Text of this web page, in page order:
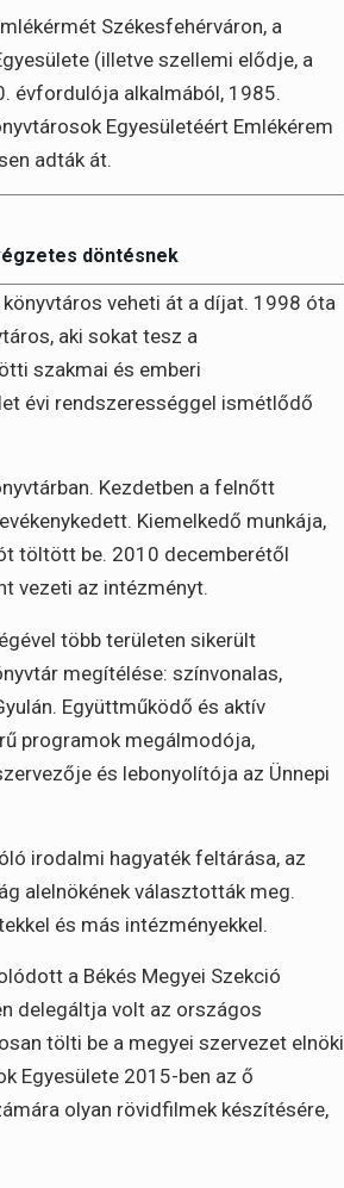
Székesfehérváron, a
(illetve szellemi elődje, a
évfordulója alkalmából, 1985.
Egyesületéért Emlékérem
adták át.
döntésnek
veheti át a díjat. 1998 óta
aki sokat tesz a
szakmai és emberi
évi rendszerességgel ismétlődő
Kezdetben a felnőtt
Kiemelkedő munkája,
töltött be. 2010 decemberétől
vezeti az intézményt.
több területen sikerült
megítélése: színvonalas,
Együttműködő és aktív
programok megálmodója,
és lebonyolítója az Ünnepi
irodalmi hagyaték feltárása, az
alelnökének választották meg.
és más intézményekkel.
a Békés Megyei Szekció
delegáltja volt az országos
tölti be a megyei szervezet elnöki
Egyesülete 2015-ben az ő
olyan rövidfilmek készítésére,